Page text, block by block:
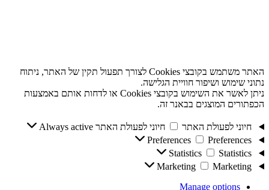
האתר משתמש בקובצי Cookies לצורך תפעול תקין של האתר, ניתוח
נתוני שימוש ושיפור חוויית הגלישה.
ניתן לאשר את השימוש בקובצי Cookies או לדחות אותם באמצעות
הכפתורים המוצגים בבאנר זה.
חיוני לפעולת האתר חיוני לפעולת האתר Always active
Preferences
Preferences
Statistics
Statistics
Marketing
Marketing
Manage options